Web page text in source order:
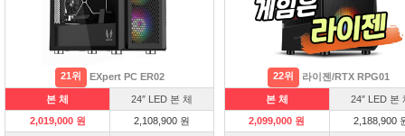
21위 EXpert PC ER02
본 체
24″ LED 본 체
2,019,000 원
2,108,900 원
22위 라이젠/RTX RPG01
본 체
24″ LED 본
2,099,000 원
2,188,900